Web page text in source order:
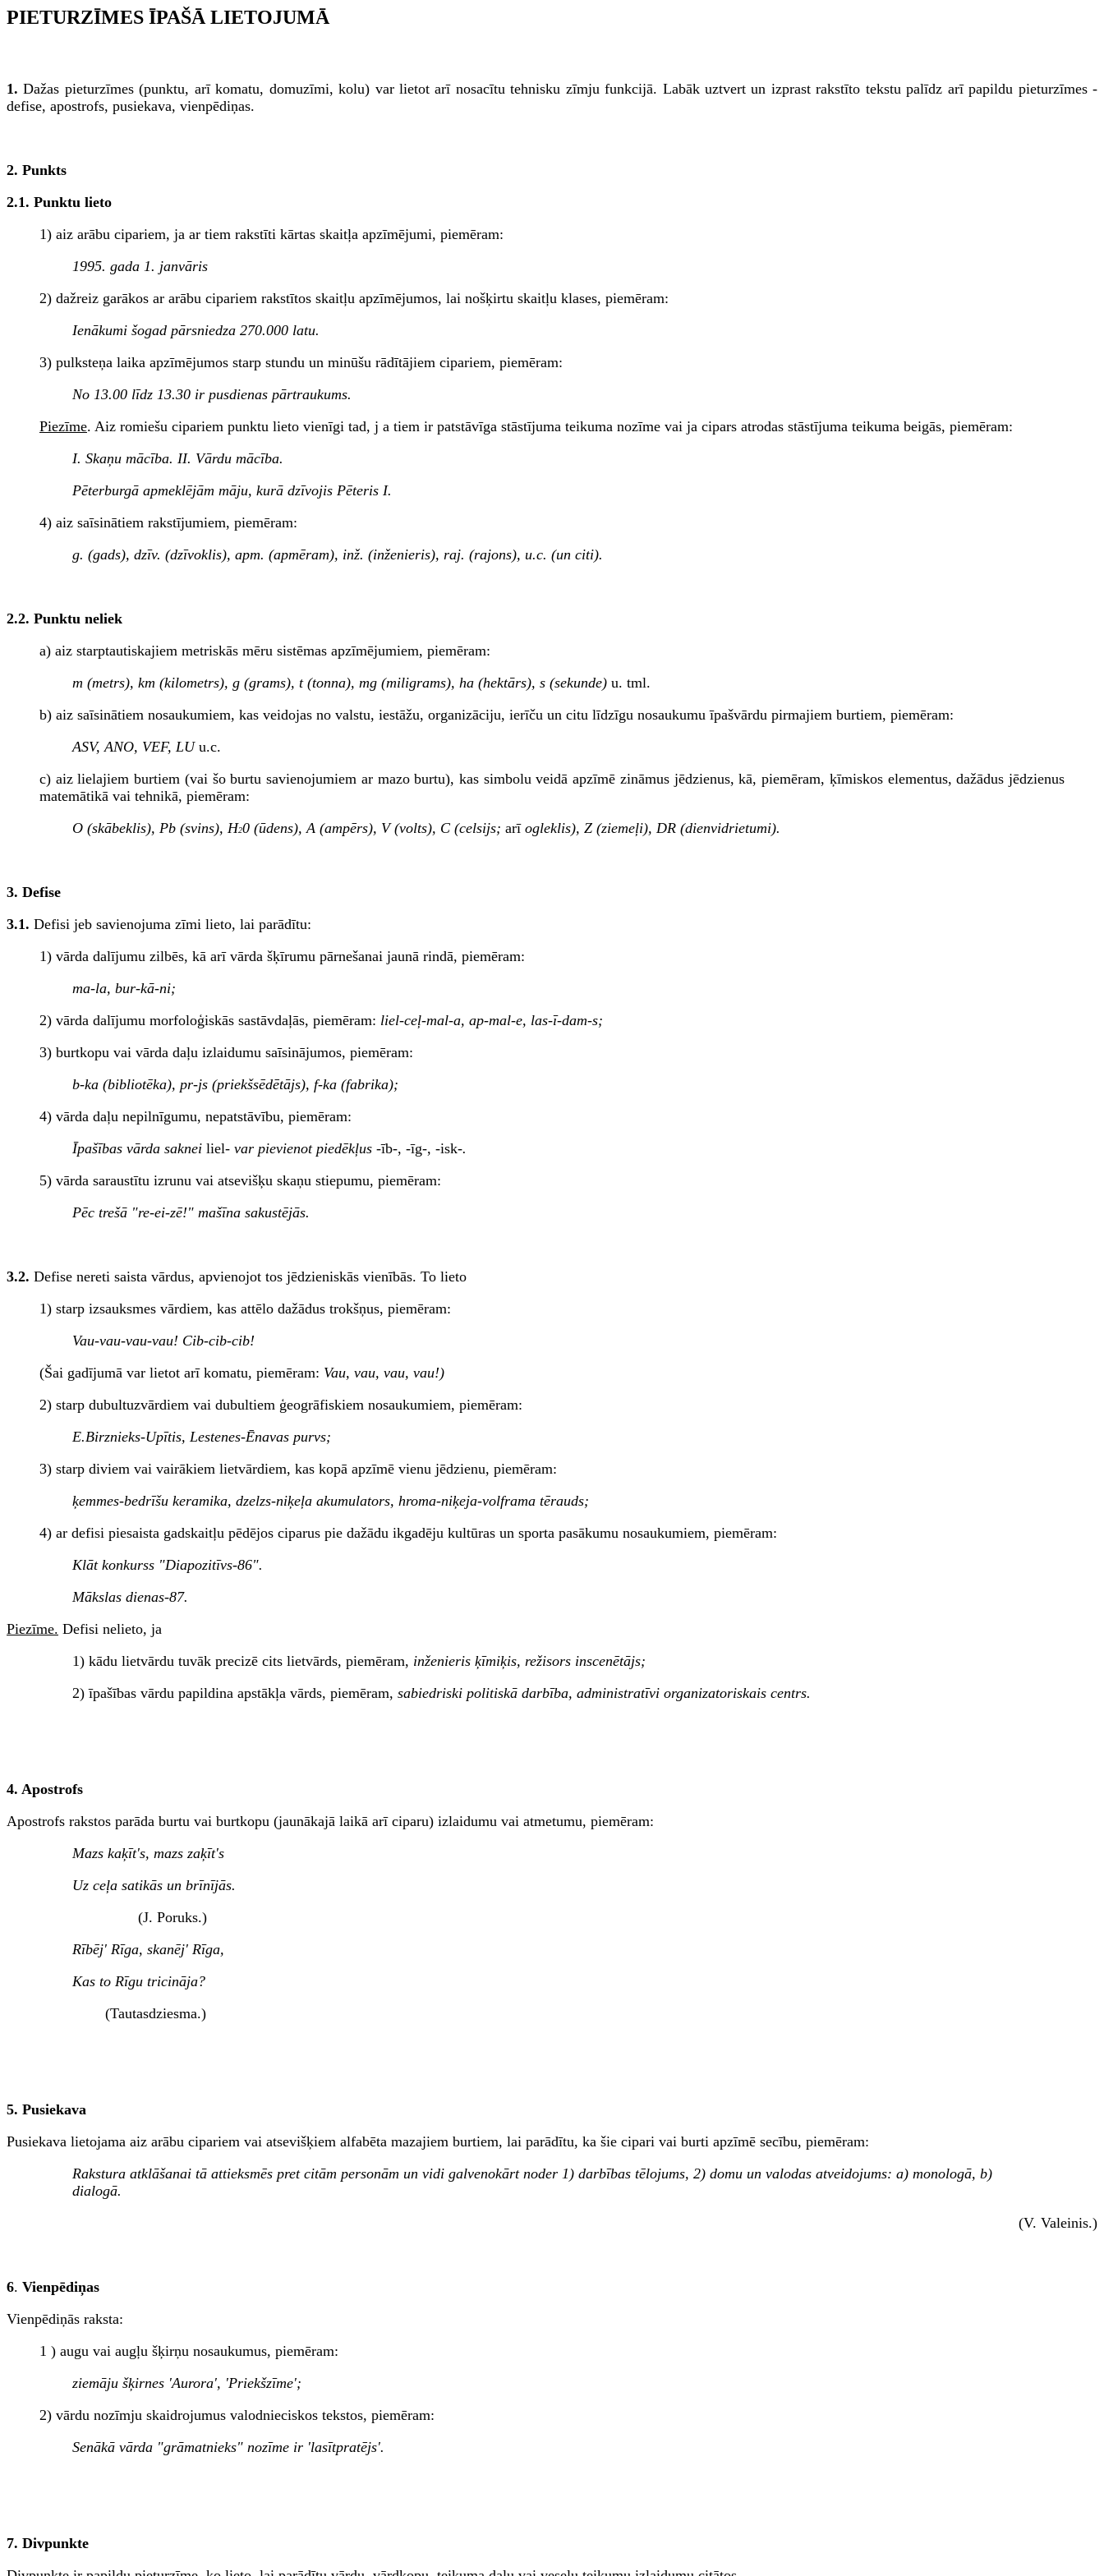
PIETURZĪMES ĪPAŠĀ LIETOJUMĀ
1.Dažas pieturzīmes (punktu, arī komatu, domuzīmi, kolu) var lietot arī nosacītu tehnisku zīmju funkcijā. Labāk uztvert un izprast rakstīto tekstu palīdz arī papildu pieturzīmes -
defise, apostrofs, pusiekava, vienpēdiņas.
2. Punkts
2.1. Punktu lieto
1) aiz arābu cipariem, ja ar tiem rakstīti kārtas skaitļa apzīmējumi, piemēram:
1995. gada 1. janvāris
2) dažreiz garākos ar arābu cipariem rakstītos skaitļu apzīmējumos, lai nošķirtu skaitļu klases, piemēram:
Ienākumi šogad pārsniedza 270.000 latu.
3) pulksteņa laika apzīmējumos starp stundu un minūšu rādītājiem cipariem, piemēram:
No 13.00 līdz 13.30 ir pusdienas pārtraukums.
Piezīme. Aiz romiešu cipariem punktu lieto vienīgi tad, j a tiem ir patstāvīga stāstījuma teikuma nozīme vai ja cipars atrodas stāstījuma teikuma beigās, piemēram:
I. Skaņu mācība. II. Vārdu mācība.
Pēterburgā apmeklējām māju, kurā dzīvojis Pēteris I.
4) aiz saīsinātiem rakstījumiem, piemēram:
g. (gads), dzīv. (dzīvoklis), apm. (apmēram), inž. (inženieris), raj. (rajons), u.c. (un citi).
2.2. Punktu neliek
a) aiz starptautiskajiem metriskās mēru sistēmas apzīmējumiem, piemēram:
m (metrs), km (kilometrs), g (grams), t (tonna), mg (miligrams), ha (hektārs), s (sekunde) u. tml.
b) aiz saīsinātiem nosaukumiem, kas veidojas no valstu, iestāžu, organizāciju, ierīču un citu līdzīgu nosaukumu īpašvārdu pirmajiem burtiem, piemēram:
ASV, ANO, VEF, LUu.c.
c) aiz lielajiem burtiem (vai šo burtu savienojumiem ar mazo burtu), kas simbolu veidā apzīmē zināmus jēdzienus, kā, piemēram, ķīmiskos elementus, dažādus jēdzienus
matemātikā vai tehnikā, piemēram:
O (skābeklis), Pb (svins), H20 (ūdens), A (ampērs), V (volts), C (celsijs; arī ogleklis), Z (ziemeļi), DR (dienvidrietumi).
3. Defise
3.1. Defisi jeb savienojuma zīmi lieto, lai parādītu:
1) vārda dalījumu zilbēs, kā arī vārda šķīrumu pārnešanai jaunā rindā, piemēram:
ma-la, bur-kā-ni;
2) vārda dalījumu morfoloģiskās sastāvdaļās, piemēram: liel-ceļ-mal-a, ap-mal-e, las-ī-dam-s;
3) burtkopu vai vārda daļu izlaidumu saīsinājumos, piemēram:
b-ka (bibliotēka), pr-js (priekšsēdētājs), f-ka (fabrika);
4) vārda daļu nepilnīgumu, nepatstāvību, piemēram:
Īpašības vārda saknei liel- var pievienot piedēkļus -īb-, -īg-, -isk-.
5) vārda saraustītu izrunu vai atsevišķu skaņu stiepumu, piemēram:
Pēc trešā "re-ei-zē!" mašīna sakustējās.
3.2. Defise nereti saista vārdus, apvienojot tos jēdzieniskās vienībās. To lieto
1) starp izsauksmes vārdiem, kas attēlo dažādus trokšņus, piemēram:
Vau-vau-vau-vau! Cib-cib-cib!
(Šai gadījumā var lietot arī komatu, piemēram: Vau, vau, vau, vau!)
2) starp dubultuzvārdiem vai dubultiem ģeogrāfiskiem nosaukumiem, piemēram:
E.Birznieks-Upītis, Lestenes-Ēnavas purvs;
3) starp diviem vai vairākiem lietvārdiem, kas kopā apzīmē vienu jēdzienu, piemēram:
ķemmes-bedrīšu keramika, dzelzs-niķeļa akumulators, hroma-niķeja-volframa tērauds;
4) ar defisi piesaista gadskaitļu pēdējos ciparus pie dažādu ikgadēju kultūras un sporta pasākumu nosaukumiem, piemēram:
Klāt konkurss "Diapozitīvs-86".
Mākslas dienas-87.
Piezīme. Defisi nelieto, ja
1) kādu lietvārdu tuvāk precizē cits lietvārds, piemēram, inženieris ķīmiķis, režisors inscenētājs;
2) īpašības vārdu papildina apstākļa vārds, piemēram, sabiedriski politiskā darbība, administratīvi organizatoriskais centrs.
4. Apostrofs
Apostrofs rakstos parāda burtu vai burtkopu (jaunākajā laikā arī ciparu) izlaidumu vai atmetumu, piemēram:
Mazs kaķīt's, mazs zaķīt's
Uz ceļa satikās un brīnījās.
(J. Poruks.)
Rībēj' Rīga, skanēj' Rīga,
Kas to Rīgu tricināja?
(Tautasdziesma.)
5. Pusiekava
Pusiekava lietojama aiz arābu cipariem vai atsevišķiem alfabēta mazajiem burtiem, lai parādītu, ka šie cipari vai burti apzīmē secību, piemēram:
Rakstura atklāšanai tā attieksmēs pret citām personām un vidi galvenokārt noder 1) darbības tēlojums, 2) domu un valodas atveidojums: a) monologā, b)
dialogā.
(V. Valeinis.)
6. Vienpēdiņas
Vienpēdiņās raksta:
1 ) augu vai augļu šķirņu nosaukumus, piemēram:
ziemāju šķirnes 'Aurora', 'Priekšzīme';
2) vārdu nozīmju skaidrojumus valodnieciskos tekstos, piemēram:
Senākā vārda "grāmatnieks" nozīme ir 'lasītpratējs'.
7. Divpunkte